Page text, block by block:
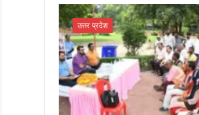
उत्तर प्रदेश